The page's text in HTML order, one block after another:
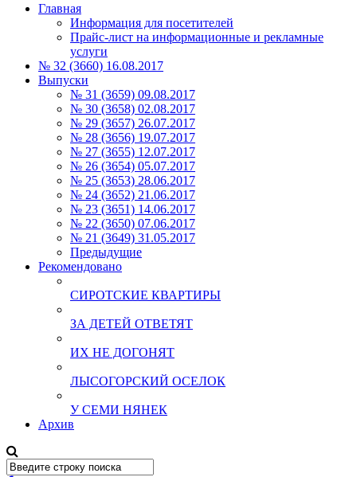
Главная
Информация для посетителей
Прайс-лист на информационные и рекламные
услуги
№ 32 (3660) 16.08.2017
Выпуски
№ 31 (3659) 09.08.2017
№ 30 (3658) 02.08.2017
№ 29 (3657) 26.07.2017
№ 28 (3656) 19.07.2017
№ 27 (3655) 12.07.2017
№ 26 (3654) 05.07.2017
№ 25 (3653) 28.06.2017
№ 24 (3652) 21.06.2017
№ 23 (3651) 14.06.2017
№ 22 (3650) 07.06.2017
№ 21 (3649) 31.05.2017
Предыдущие
Рекомендовано
СИРОТСКИЕ КВАРТИРЫ
ЗА ДЕТЕЙ ОТВЕТЯТ
ИХ НЕ ДОГОНЯТ
ЛЫСОГОРСКИЙ ОСЕЛОК
У СЕМИ НЯНЕК
Архив